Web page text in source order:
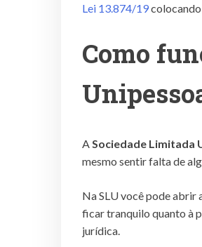
Lei 13.874/19
Como
ASociedade Limitada
mesmo sentir falta de
Na SLU você pode abrir
ficar tranquilo quanto à
jurídica.